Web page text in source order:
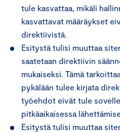
tule kasvattaa, mikäli
kasvattavat määräykset
direktiivistä.
Esitystä tulisi muuttaa
saatetaan direktiivin
mukaiseksi. Tämä
pykälään tulee kirjata
työehdot eivät tule
pitkäaikaisessa
Esitystä tulisi muuttaa